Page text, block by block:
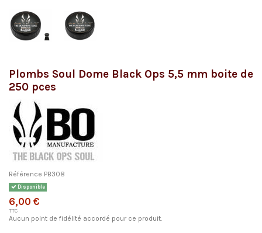
Plombs Soul Dome Black Ops 5,5 mm boite de
250 pces
Référence PB308
Disponible
6,00 €
TTC
Aucun point de fidélité accordé pour ce produit.